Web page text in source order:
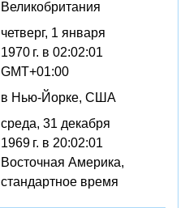
Великобритания
четверг, 1 января
1970 г. в 02:02:01
GMT+01:00
в Нью-Йорке, США
среда, 31 декабря
1969 г. в 20:02:01
Восточная Америка,
стандартное время